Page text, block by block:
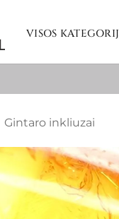
VISOS
Gintaro inkliuzai